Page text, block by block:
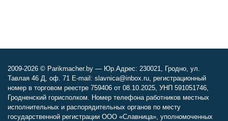
2009-2026 © Parikmacher.by — Юр.Адрес: 230021, Гродно, ул.
Тавлая 46 Д, оф. 71 E-mail: slavnica@inbox.ru, регистрационный
номер в торговом реестре 759406 от 08.10.2025, УНП 591051746,
Гродненский горисполком. Номер телефона работников местных
исполнительных и распорядительных органов по месту
государственной регистрации ООО «Славница», уполномоченных